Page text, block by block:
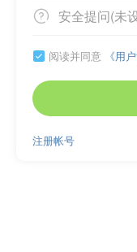
 安全提问(未
 阅读并同意 《用
注册帐号